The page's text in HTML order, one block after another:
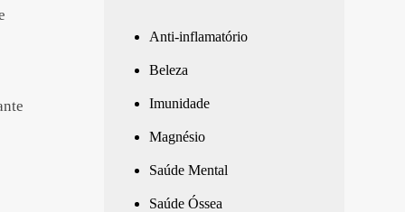
Anti-inflamatório
Beleza
Imunidade
Magnésio
Saúde Mental
Saúde Óssea